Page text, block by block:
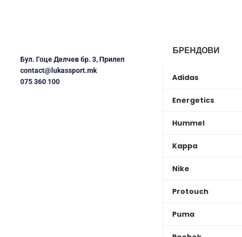
Бул. Гоце Делчев бр. 3, Прилеп
contact@lukassport.mk
075 360 100
БРЕНДОВИ
Adidas
Energetics
Hummel
Kappa
Nike
Protouch
Puma